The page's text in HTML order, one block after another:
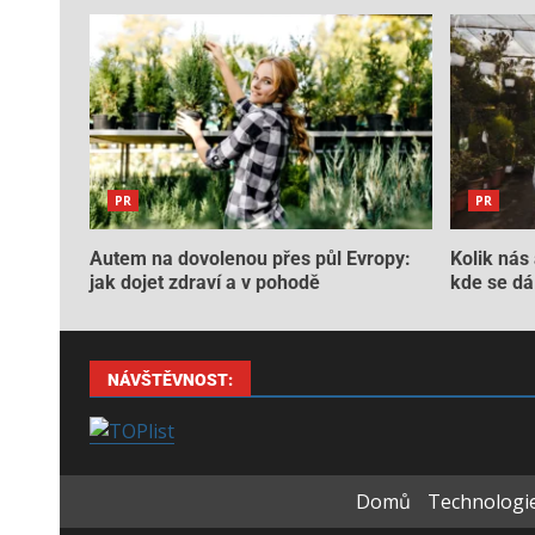
PR
Autem na dovolenou přes půl Evropy:
jak dojet zdraví a v pohodě
PR
Kolik nás
kde se
NÁVŠTĚVNOST:
Domů